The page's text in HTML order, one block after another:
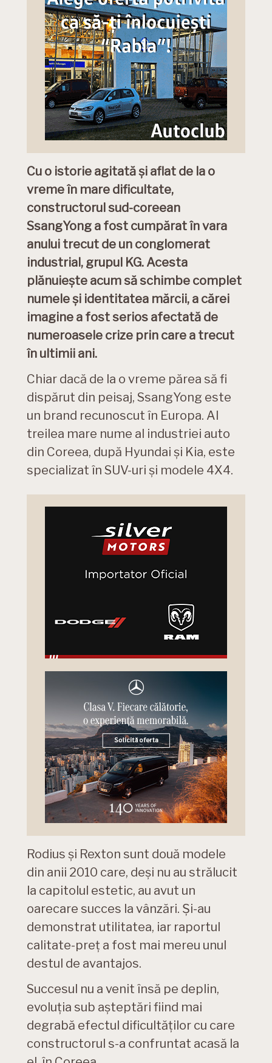
Cu o istorie agitată și aflat de la o
vreme în mare dificultate,
constructorul sud-coreean
SsangYong a fost cumpărat în vara
anului trecut de un conglomerat
industrial, grupul KG. Acesta
plănuiește acum să schimbe complet
numele și identitatea mărcii, a cărei
imagine a fost serios afectată de
numeroasele crize prin care a trecut
în ultimii ani.
Chiar dacă de la o vreme părea să fi
dispărut din peisaj, SsangYong este
un brand recunoscut în Europa. Al
treilea mare nume al industriei auto
din Coreea, după Hyundai și Kia, este
specializat în SUV-uri și modele 4X4.
Rodius și Rexton sunt două modele
din anii 2010 care, deși nu au strălucit
la capitolul estetic, au avut un
oarecare succes la vânzări. Și-au
demonstrat utilitatea, iar raportul
calitate-preț a fost mai mereu unul
destul de avantajos.
Succesul nu a venit însă pe deplin,
evoluția sub așteptări fiind mai
degrabă efectul dificultăților cu care
constructorul s-a confruntat acasă la